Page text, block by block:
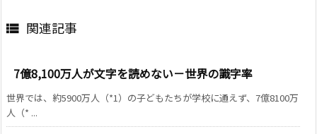
 関連記事
7億8,100万人が文字を読めない－世界の識字率
世界では、約5900万人（*1）の子どもたちが学校に通えず、7億8100万
人（* ...